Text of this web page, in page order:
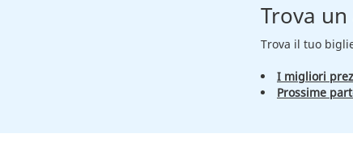
Trova
Trova il tuo
I migliori
Prossime